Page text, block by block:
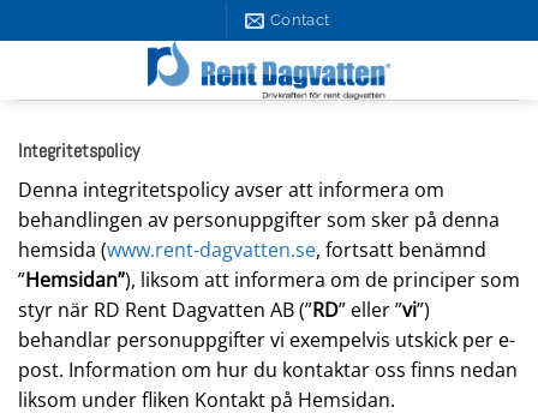
to
Contact
Integritetspolicy
Denna integritetspolicy avser att informera om
behandlingen av personuppgifter som sker på denna
hemsida (www.rent-dagvatten.se, fortsatt benämnd
”Hemsidan”), liksom att informera om de principer som
styr när RD Rent Dagvatten AB (”RD” eller ”vi”)
behandlar personuppgifter vi exempelvis utskick per e-
post. Information om hur du kontaktar oss finns nedan
liksom under fliken Kontakt på Hemsidan.